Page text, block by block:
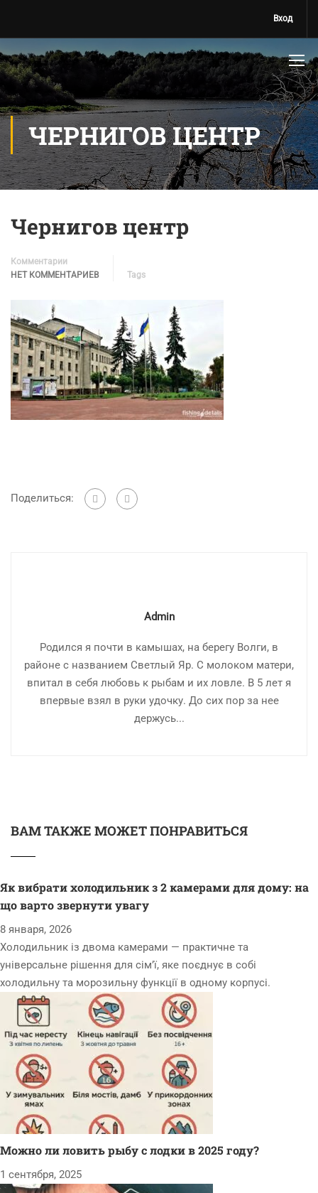
Вход
ЧЕРНИГОВ ЦЕНТР
Чернигов центр
Комментарии
НЕТ КОММЕНТАРИЕВ
Tags
Поделиться:
Admin
Родился я почти в камышах, на берегу Волги, в
районе с названием Светлый Яр. С молоком матери,
впитал в себя любовь к рыбам и их ловле. В 5 лет я
впервые взял в руки удочку. До сих пор за нее
держусь...
ВАМ ТАКЖЕ МОЖЕТ ПОНРАВИТЬСЯ
Як вибрати холодильник з 2 камерами для дому: на
що варто звернути увагу
8 января, 2026
Холодильник із двома камерами — практичне та
універсальне рішення для сім’ї, яке поєднує в собі
холодильну та морозильну функції в одному корпусі.
Можно ли ловить рыбу с лодки в 2025 году?
1 сентября, 2025